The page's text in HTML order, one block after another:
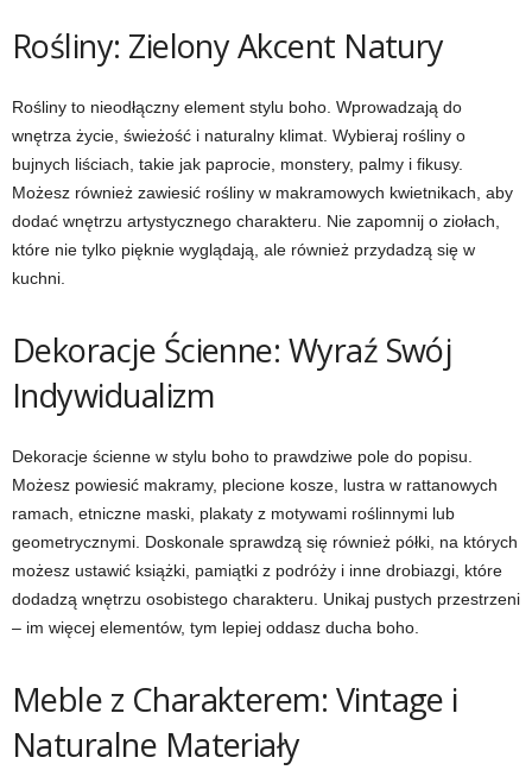
Rośliny: Zielony Akcent Natury
Rośliny to nieodłączny element stylu boho. Wprowadzają do
wnętrza życie, świeżość i naturalny klimat. Wybieraj rośliny o
bujnych liściach, takie jak paprocie, monstery, palmy i fikusy.
Możesz również zawiesić rośliny w makramowych kwietnikach, aby
dodać wnętrzu artystycznego charakteru. Nie zapomnij o ziołach,
które nie tylko pięknie wyglądają, ale również przydadzą się w
kuchni.
Dekoracje Ścienne: Wyraź Swój
Indywidualizm
Dekoracje ścienne w stylu boho to prawdziwe pole do popisu.
Możesz powiesić makramy, plecione kosze, lustra w rattanowych
ramach, etniczne maski, plakaty z motywami roślinnymi lub
geometrycznymi. Doskonale sprawdzą się również półki, na których
możesz ustawić książki, pamiątki z podróży i inne drobiazgi, które
dodadzą wnętrzu osobistego charakteru. Unikaj pustych przestrzeni
– im więcej elementów, tym lepiej oddasz ducha boho.
Meble z Charakterem: Vintage i
Naturalne Materiały